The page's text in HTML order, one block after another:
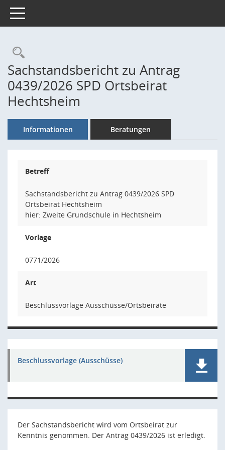
Toggle navigation
Rechercheauswahl
Sachstandsbericht zu Antrag
0439/2026 SPD Ortsbeirat
Hechtsheim
Informationen Beratungen
Betreff
Sachstandsbericht zu Antrag 0439/2026 SPD
Ortsbeirat Hechtsheim
hier: Zweite Grundschule in Hechtsheim
Vorlage
0771/2026
Art
Beschlussvorlage Ausschüsse/Ortsbeiräte
Beschlussvorlage (Ausschüsse)
Der Sachstandsbericht wird vom Ortsbeirat zur
Kenntnis genommen. Der Antrag 0439/2026 ist erledigt.